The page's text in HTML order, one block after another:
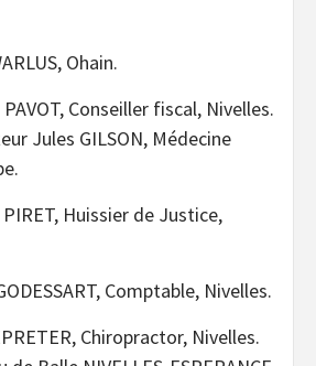
Ohain.
Conseiller fiscal, Nivelles.
Jules GILSON, Médecine
Huissier de Justice,
Comptable, Nivelles.
Chiropractor, Nivelles.